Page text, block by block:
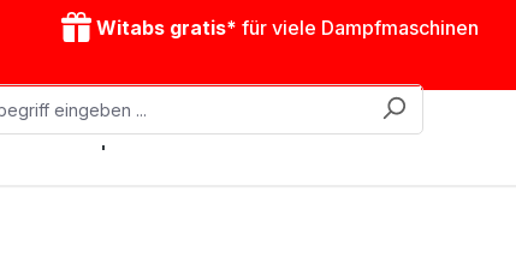
Witabs gratis* für viele Dampfmaschinen
Dampfmaschinen Zubehör Antriebsmodelle